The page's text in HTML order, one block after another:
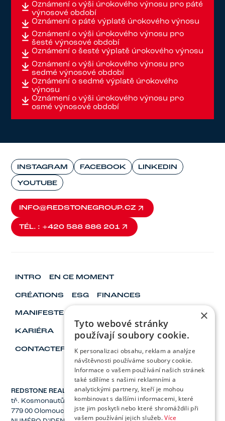
Oznámení o výši úrokového výnosu pro páté
výnosové období
Oznámení o páté výplatě úrokového výnosu
Oznámení o výši úrokového výnosu pro
šesté výnosové období
Oznámení o šesté výplatě úrokového výnosu
Oznámení o výši úrokového výnosu pro
sedmé výnosové období
Oznámení o sedmé výplatě úrokového
výnosu
Oznámení o výši úrokového výnosu pro
osmé výnosové období
INSTAGRAM FACEBOOK LINKEDIN
YOUTUBE
INFO@REDSTONEGROUP.CZ
INFO@REDSTONEGROUP.CZ
TÉL. : +420 588 886 201
TÉL. : +420 588 886 201
REDSTONE REAL ESTATE, Inc.
tř. Kosmonautů 1221/2a
779 00 Olomouc
INTRO EN CE MOMENT
CRÉATIONS ESG FINANCES
MANIFESTE
KARIÉRA
CONTACTER
×
Tyto webové stránky
používají soubory cookie.
K personalizaci obsahu, reklam a analýze
návštěvnosti používáme soubory cookie.
Informace o vašem používání našich stránek
také sdílíme s našimi reklamními a
analytickými partnery, kteří je mohou
kombinovat s dalšími informacemi, které
jste jim poskytli nebo které shromáždili při
vašem používání jejich služeb.Více